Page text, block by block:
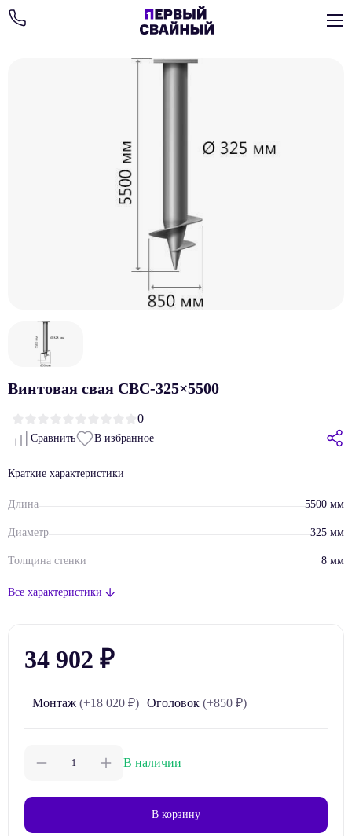
Винтовая свая СВС-325×5500
0
Сравнить В избранное
Краткие характеристики
Длина 5500 мм
Диаметр 325 мм
Толщина стенки 8 мм
Диаметр лопасти
Сечение
Страна производства
Все характеристики
34 902 ₽
Монтаж (+18 020 ₽) Оголовок (+850 ₽)
В наличии
В корзину